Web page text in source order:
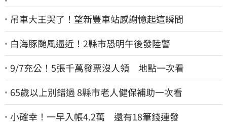
吊車大王哭了！望新豐車站感謝憶起這瞬間
白海豚颱風逼近！2縣市恐明午後發陸警
9/7充公！5張千萬發票沒人領 地點一次看
65歲以上別錯過 8縣市老人健保補助一次看
小確幸！一早入帳4.2萬 還有18筆錢連發